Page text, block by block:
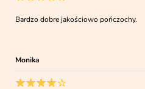
Bardzo dobre jakościowo pończochy.
Monika